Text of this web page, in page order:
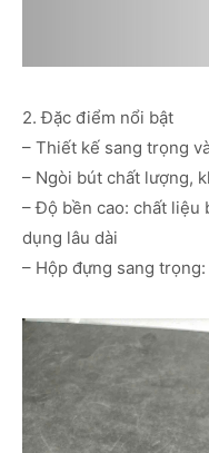
2. Đặc điểm nổi bật
– Thiết kế sang trọng
– Ngòi bút chất lượng,
– Độ bền cao: chất liệu
dụng lâu dài
– Hộp đựng sang